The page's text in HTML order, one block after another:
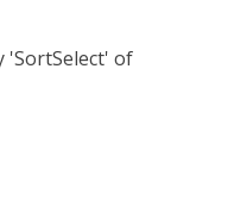
'SortSelect' of